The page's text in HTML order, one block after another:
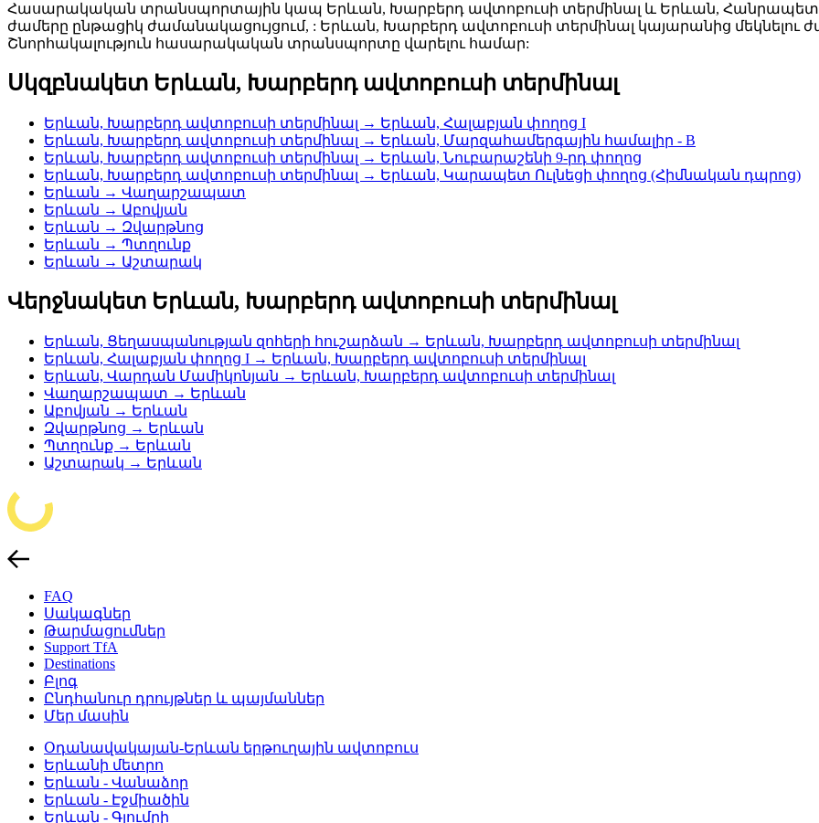
Հասարակական տրանսպորտային կապ Երևան, Խարբերդ ավտոբուսի տերմինալ և Երևան,
ժամերը ընթացիկ ժամանակացույցում, : Երևան, Խարբերդ ավտոբուսի տերմինալ կայարանից
Շնորհակալություն հասարակական տրանսպորտը վարելու համար:
Սկզբնակետ Երևան, Խարբերդ ավտոբուսի տերմինալ
Երևան, Խարբերդ ավտոբուսի տերմինալ → Երևան, Հալաբյան փողոց I
Երևան, Խարբերդ ավտոբուսի տերմինալ → Երևան, Մարզահամերգային համալիր - B
Երևան, Խարբերդ ավտոբուսի տերմինալ → Երևան, Նուբարաշենի 9-րդ փողոց
Երևան, Խարբերդ ավտոբուսի տերմինալ → Երևան, Կարապետ Ուլնեցի փողոց (Հիմնական դպրոց)
Երևան → Վաղարշապատ
Երևան → Աբովյան
Երևան → Զվարթնոց
Երևան → Պտղունք
Երևան → Աշտարակ
Վերջնակետ Երևան, Խարբերդ ավտոբուսի տերմինալ
Երևան, Ցեղասպանության զոհերի հուշարձան → Երևան, Խարբերդ ավտոբուսի տերմինալ
Երևան, Հալաբյան փողոց I → Երևան, Խարբերդ ավտոբուսի տերմինալ
Երևան, Վարդան Մամիկոնյան → Երևան, Խարբերդ ավտոբուսի տերմինալ
Վաղարշապատ → Երևան
Աբովյան → Երևան
Զվարթնոց → Երևան
Պտղունք → Երևան
Աշտարակ → Երևան
FAQ
Սակագներ
Թարմացումներ
Support TfA
Destinations
Բլոգ
Ընդհանուր դրույթներ և պայմաններ
Մեր մասին
Օդանավակայան-Երևան երթուղային ավտոբուս
Երևանի մետրո
Երևան - Վանաձոր
Երևան - Էջմիածին
Երևան - Գյումրի